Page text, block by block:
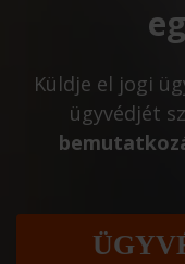
Küldje el jogi
ügyvédjét